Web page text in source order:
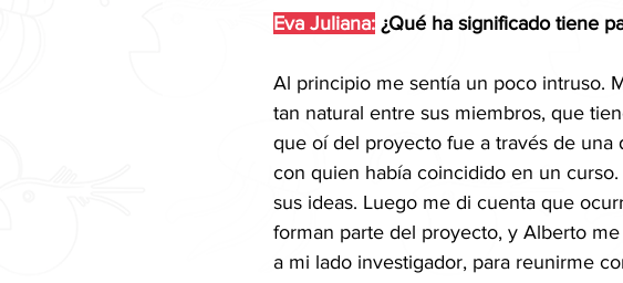
Eva Juliana: ¿Qué ha significado tiene
Al principio me sentía un poco intruso.
tan natural entre sus miembros, que
que oí del proyecto fue a través de una
con quien había coincidido en un
sus ideas. Luego me di cuenta que
forman parte del proyecto, y Alberto
a mi lado investigador, para reunirme